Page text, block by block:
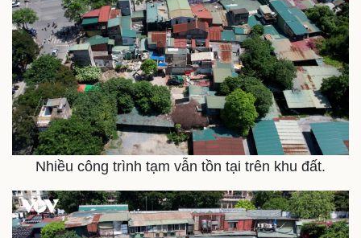
Nhiều công trình tạm vẫn tồn tại trên khu đất.